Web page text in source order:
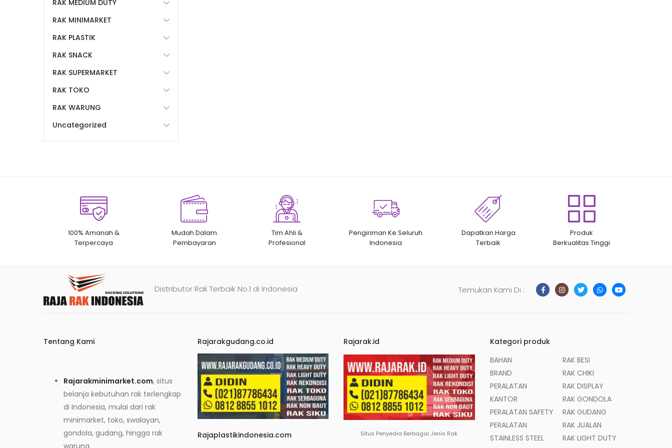
RAK MEDIUM DUTY
RAK MINIMARKET
RAK PLASTIK
RAK SNACK
RAK SUPERMARKET
RAK TOKO
RAK WARUNG
Uncategorized
100% Amanah &
Terpercaya
Mudah Dalam
Pembayaran
Tim Ahli &
Profesional
Pengiriman Ke Seluruh
Indonesia
Dapatkan Harga
Terbaik
Produk
Berkualitas Tinggi
Distributor Rak Terbaik No.1 di Indonesia Temukan Kami Di :
Tentang Kami
Rajarakminimarket.com, situs
belanja kebutuhan rak terlengkap
di Indonesia, mulai dari rak
minimarket, toko, swalayan,
gondola, gudang, hingga rak
warung.
Rajarakgudang.co.id
Rajaplastikindonesia.com
Rajarak.id
Situs Penyedia Berbagai Jenis Rak
Kategori produk
BAHAN
BRAND
PERALATAN
KANTOR
PERALATAN SAFETY
PERALATAN
STAINLESS STEEL
RAK BESI
RAK CHIKI
RAK DISPLAY
RAK GONDOLA
RAK GUDANG
RAK JUALAN
RAK LIGHT DUTY